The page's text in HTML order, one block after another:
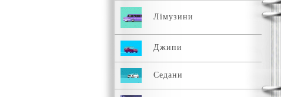
Лімузини
Джипи
Седани